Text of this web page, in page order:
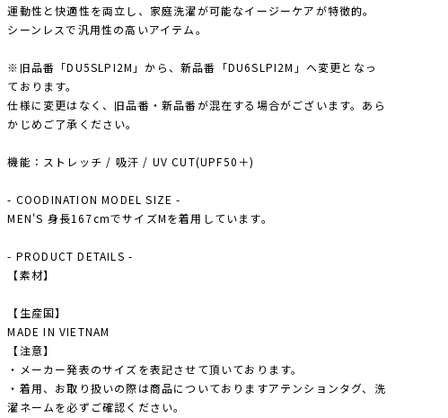
運動性と快適性を両立し、家庭洗濯が可能なイージーケアが特徴的。
シーンレスで汎用性の高いアイテム。
※旧品番「DU5SLPI2M」から、新品番「DU6SLPI2M」へ変更となっ
ております。
仕様に変更はなく、旧品番・新品番が混在する場合がございます。あら
かじめご了承ください。
機能：ストレッチ / 吸汗 / UV CUT(UPF50＋)
- COODINATION MODEL SIZE -
MEN'S 身長167cmでサイズMを着用しています。
- PRODUCT DETAILS -
【素材】
【生産国】
MADE IN VIETNAM
【注意】
・メーカー発表のサイズを表記させて頂いております。
・着用、お取り扱いの際は商品についておりますアテンションタグ、洗
濯ネームを必ずご確認ください。